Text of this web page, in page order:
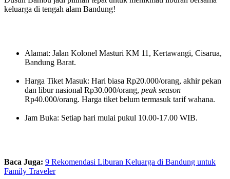
keluarga di tengah alam Bandung!
Alamat: Jalan Kolonel Masturi KM 11, Kertawangi, Cisarua,
Bandung Barat.
Harga Tiket Masuk: Hari biasa Rp20.000/orang, akhir pekan
dan libur nasional Rp30.000/orang, peak season
Rp40.000/orang. Harga tiket belum termasuk tarif wahana.
Jam Buka: Setiap hari mulai pukul 10.00-17.00 WIB.
Baca Juga: 9 Rekomendasi Liburan Keluarga di Bandung untuk
Family Traveler